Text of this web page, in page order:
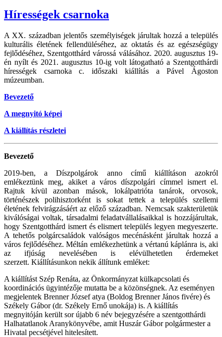
Hírességek csarnoka
A XX. században jelentős személyiségek járultak hozzá a település
kulturális életének fellendüléséhez, az oktatás és az egészségügy
fejlődéséhez, Szentgotthárd várossá válásához. 2020. augusztus 19-
én nyílt és 2021. augusztus 10-ig volt látogatható a Szentgotthárdi
hírességek csarnoka c. időszaki kiállítás a Pável Ágoston
múzeumban.
Bevezető
A megnyitó képei
A kiállítás részletei
Bevezető
2019-ben, a Díszpolgárok anno című kiállításon azokról
emlékeztünk meg, akiket a város díszpolgári címmel ismert el.
Rajtuk kívül azonban mások, lokálpatrióta tanárok, orvosok,
történészek polihisztorként is sokat tettek a település szellemi
életének felvirágzásáért az előző században. Nemcsak szakterületük
kiválóságai voltak, társadalmi feladatvállalásaikkal is hozzájárultak,
hogy Szentgotthárd ismert és elismert település legyen megyeszerte.
A tehetős polgárcsaládok valóságos mecénásként járultak hozzá a
város fejlődéséhez. Méltán emlékezhetünk a vértanú káplánra is, aki
az ifjúság nevelésében is elévülhetetlen érdemeket
szerzett. Kiállításunkon nekik állítunk emléket:
A kiállítást Szép Renáta, az Önkormányzat külkapcsolati és
koordinációs ügyintézője mutatta be a közönségnek. Az eseményen
megjelentek Brenner József atya (Boldog Brenner János fivére) és
Székely Gábor (dr. Székely Ernő unokája) is. A kiállítás
megnyitóján került sor újabb 6 név bejegyzésére a szentgotthárdi
Halhatatlanok Aranykönyvébe, amit Huszár Gábor polgármester a
Hivatal pecsétjével hitelesített.